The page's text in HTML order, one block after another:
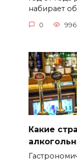
набирает
0 996
Какие